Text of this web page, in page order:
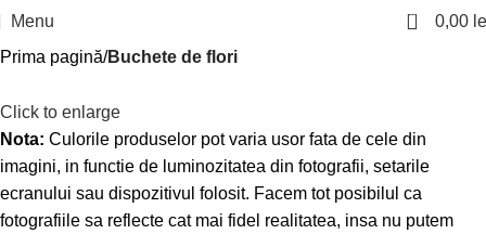
Menu 0 0,00
Prima pagină Buchete de flori
Click to enlarge
Nota: Culorile produselor pot varia usor fata de cele din
imagini, in functie de luminozitatea din fotografii, setarile
ecranului sau dispozitivul folosit. Facem tot posibilul ca
fotografiile sa reflecte cat mai fidel realitatea, insa nu putem